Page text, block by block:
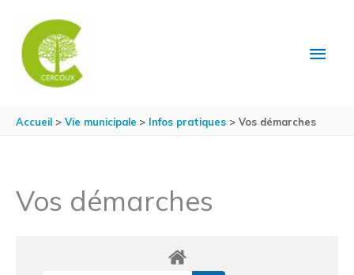
Accueil Vie municipale Infos pratiques Vos démarches
Vos démarches